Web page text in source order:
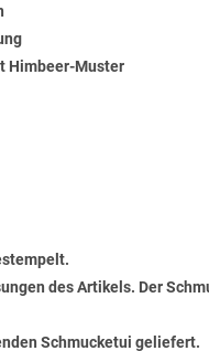
Himbeer-Muster
des Artikels. Der
Schmucketui geliefert.